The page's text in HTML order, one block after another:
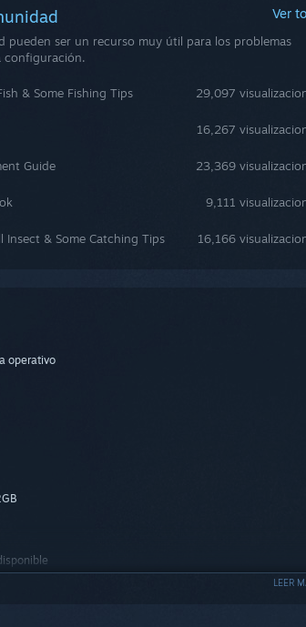
Ver
pueden ser un recurso muy útil para los problemas
configuración.
29,097
& Some Fishing Tips
16,267
23,369
Guide
9,111
16,166
Insect & Some Catching Tips
operativo
LEER